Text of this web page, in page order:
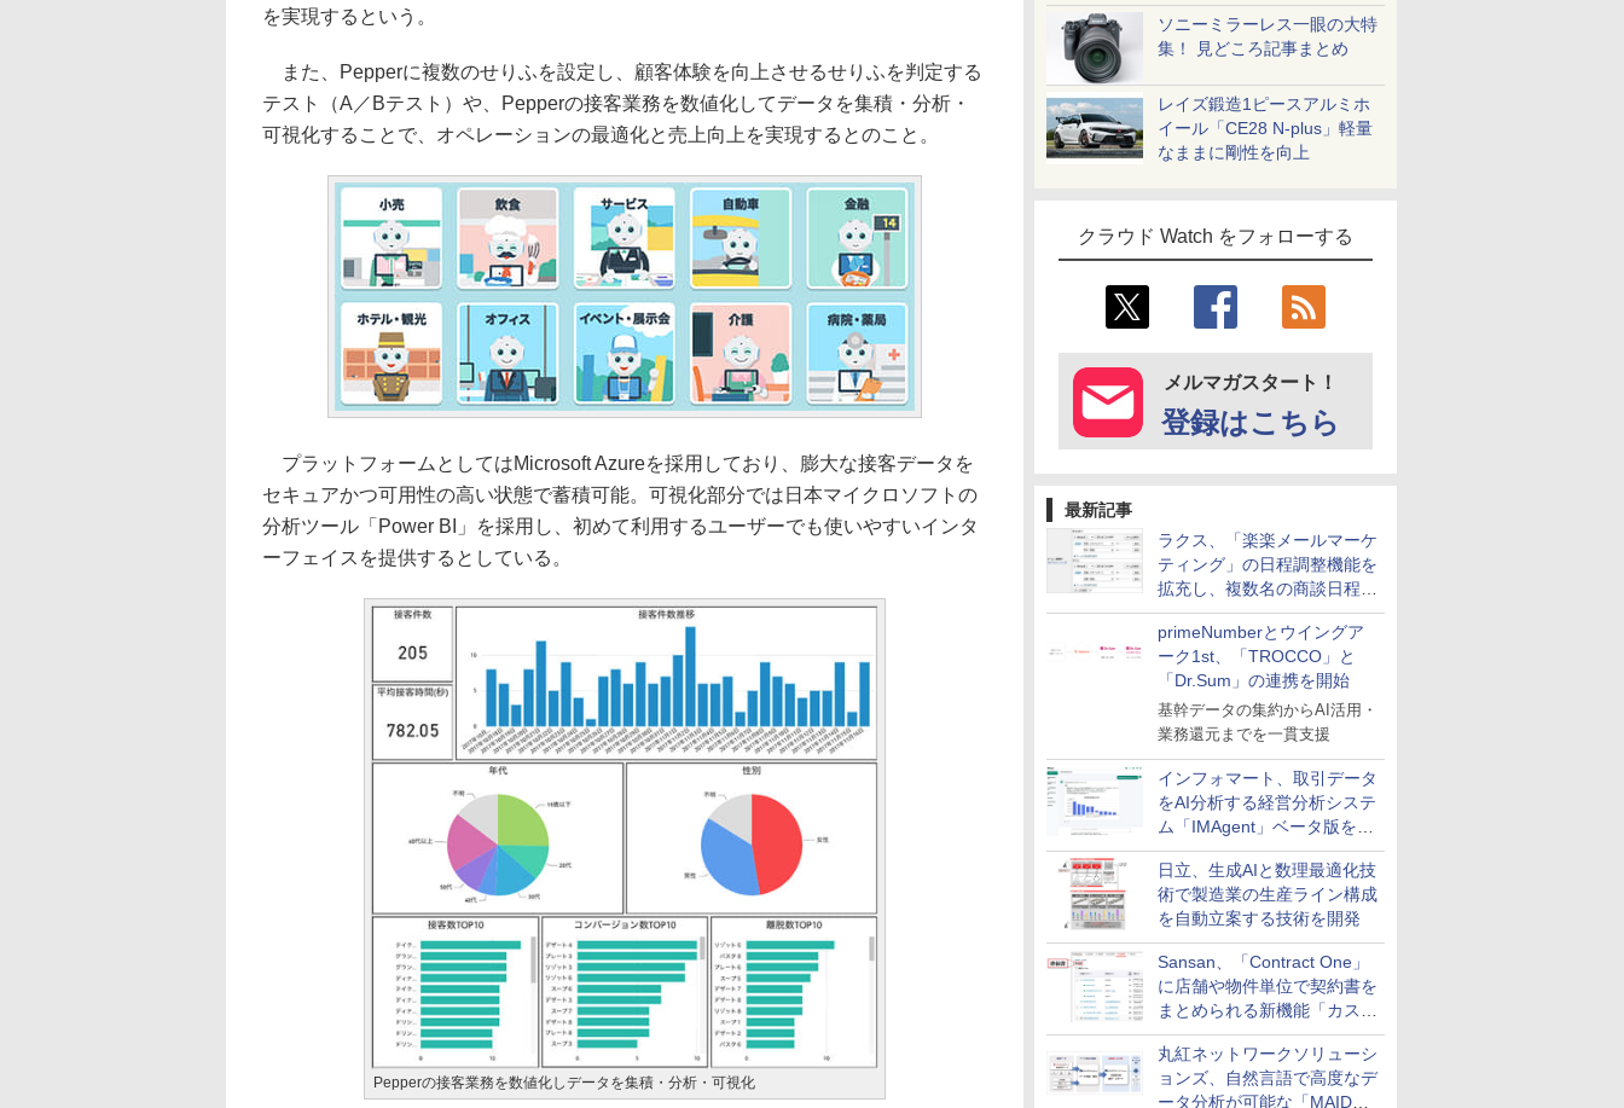
一気に聴く
ソニーミラーレス一眼の大特
集！ 見どころ記事まとめ
レイズ鍛造1ピースアルミホ
イール「CE28 N-plus」軽量
なままに剛性を向上
クラウド Watch をフォローする
メルマガスタート！
登録はこちら
最新記事
ラクス、「楽楽メールマーケ
ティング」の日程調整機能を
拡充し、複数名の商談日程調
整を効率化
primeNumberとウイングア
ーク1st、「TROCCO」と
「Dr.Sum」の連携を開始
基幹データの集約からAI活用・
業務還元までを一貫支援
インフォマート、取引データ
をAI分析する経営分析システ
ム「IMAgent」ベータ版を提
供
日立、生成AIと数理最適化技
術で製造業の生産ライン構成
を自動立案する技術を開発
Sansan、「Contract One」
に店舗や物件単位で契約書を
まとめられる新機能「カスタ
ム契約ツリー」を追加
丸紅ネットワークソリューシ
ョンズ、自然言語で高度なデ
ータ分析が可能な「MAIDOA
を実現するという。
また、Pepperに複数のせりふを設定し、顧客体験を向上させるせりふを判定する
テスト（A／Bテスト）や、Pepperの接客業務を数値化してデータを集積・分析・
可視化することで、オペレーションの最適化と売上向上を実現するとのこと。
プラットフォームとしてはMicrosoft Azureを採用しており、膨大な接客データを
セキュアかつ可用性の高い状態で蓄積可能。可視化部分では日本マイクロソフトの
分析ツール「Power BI」を採用し、初めて利用するユーザーでも使いやすいインタ
ーフェイスを提供するとしている。
Pepperの接客業務を数値化しデータを集積・分析・可視化